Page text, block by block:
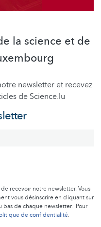
la science et de
newsletter et recevez
de Science.lu
recevoir notre newsletter. Vous
vous désinscrire en cliquant sur
de chaque newsletter. Pour
de confidentialité.